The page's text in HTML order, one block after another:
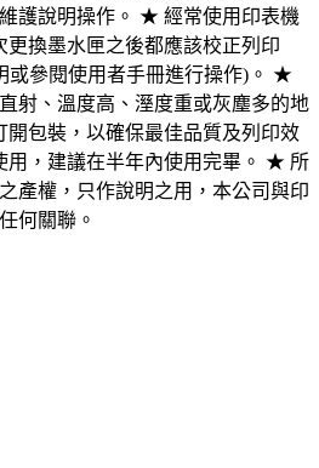
護說明操作。 ★ 經常使用印表機
換墨水匣之後都應該校正列印
或參閱使用者手冊進行操作)。 ★
射、溫度高、溼度重或灰塵多的地
包裝，以確保最佳品質及列印效
，建議在半年內使用完畢。 ★ 所
產權，只作說明之用，本公司與印
何關聯。